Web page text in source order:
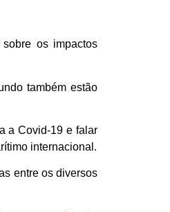
os impactos
também estão
a Covid-19 e falar
internacional.
entre os diversos